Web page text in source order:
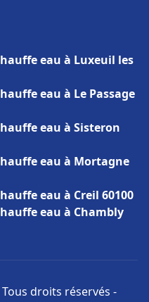
eau à Luxeuil les
eau à Le Passage
eau à Sisteron
eau à Mortagne
eau à Creil 60100
eau à Chambly
droits réservés -